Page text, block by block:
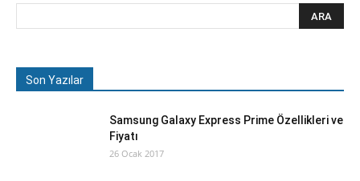
Son Yazılar
Samsung Galaxy Express Prime Özellikleri ve
Fiyatı
26 Ocak 2017